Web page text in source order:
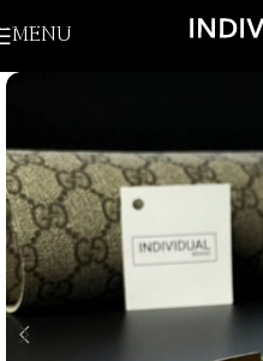
Skip to navigation
MENU